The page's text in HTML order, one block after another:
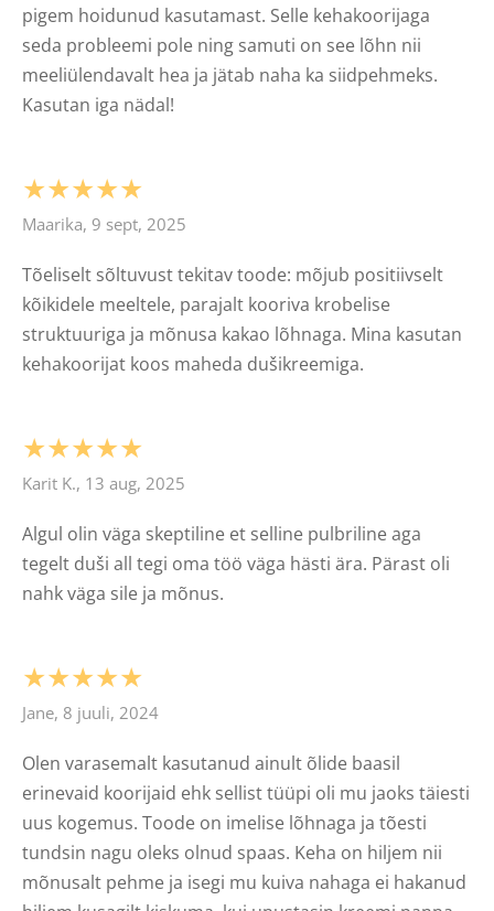
pigem hoidunud kasutamast. Selle kehakoorijaga
seda probleemi pole ning samuti on see lõhn nii
meeliülendavalt hea ja jätab naha ka siidpehmeks.
Kasutan iga nädal!
★★★★★
Maarika, 9 sept, 2025
Tõeliselt sõltuvust tekitav toode: mõjub positiivselt
kõikidele meeltele, parajalt kooriva krobelise
struktuuriga ja mõnusa kakao lõhnaga. Mina kasutan
kehakoorijat koos maheda dušikreemiga.
★★★★★
Karit K., 13 aug, 2025
Algul olin väga skeptiline et selline pulbriline aga
tegelt duši all tegi oma töö väga hästi ära. Pärast oli
nahk väga sile ja mõnus.
★★★★★
Jane, 8 juuli, 2024
Olen varasemalt kasutanud ainult õlide baasil
erinevaid koorijaid ehk sellist tüüpi oli mu jaoks täiesti
uus kogemus. Toode on imelise lõhnaga ja tõesti
tundsin nagu oleks olnud spaas. Keha on hiljem nii
mõnusalt pehme ja isegi mu kuiva nahaga ei hakanud